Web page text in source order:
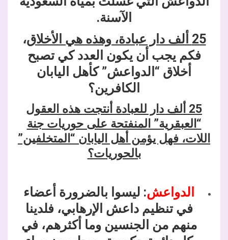
الآسنة.
25 ألف دار عبادة، وهذه هي الأخلاق
،
فكم يجب أن يكون العدد كي تصبح
أخلاق “الدواعش” كأهل اليابان
الكافرين؟
25 ألف دار للعبادة أنتجت هذه العقول
“العبقرية” المنفتحة على حوريات جنة
اللات، فهل يؤمن أهل اليابان “المتخلفين”
بالحوريات؟
الدواعش: ليسوا بالضرورة أعضاء
في تنظيم داعش الإرهابي، فلدينا
منهم من الجنسين وما أكثرهم، في